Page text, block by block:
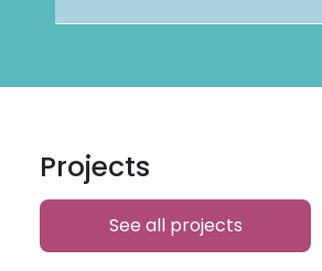
Projects
See all projects